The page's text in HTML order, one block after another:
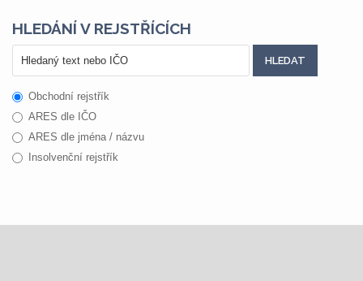
HLEDÁNÍ V REJSTŘÍCÍCH
Obchodní rejstřík
ARES dle IČO
ARES dle jména / názvu
Insolvenční rejstřík